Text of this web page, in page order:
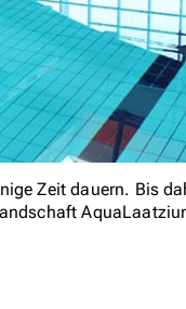
Zeit dauern. Bis